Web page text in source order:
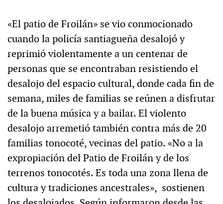
«El patio de Froilán» se vio conmocionado
cuando la policía santiagueña desalojó y
reprimió violentamente a un centenar de
personas que se encontraban resistiendo el
desalojo del espacio cultural, donde cada fin de
semana, miles de familias se reúnen a disfrutar
de la buena música y a bailar. El violento
desalojo arremetió también contra más de 20
familias tonocoté, vecinas del patio. «No a la
expropiación del Patio de Froilán y de los
terrenos tonocotés. Es toda una zona llena de
cultura y tradiciones ancestrales», sostienen